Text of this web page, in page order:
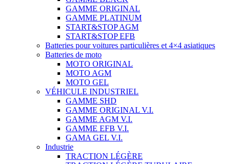
GAMME ORIGINAL
GAMME PLATINUM
START&STOP AGM
START&STOP EFB
Batteries pour voitures particulières et 4×4 asiatiques
Batteries de moto
MOTO ORIGINAL
MOTO AGM
MOTO GEL
VÉHICULE INDUSTRIEL
GAMME SHD
GAMME ORIGINAL V.I.
GAMME AGM V.I.
GAMME EFB V.I.
GAMA GEL V.I.
Industrie
TRACTION LÉGÈRE